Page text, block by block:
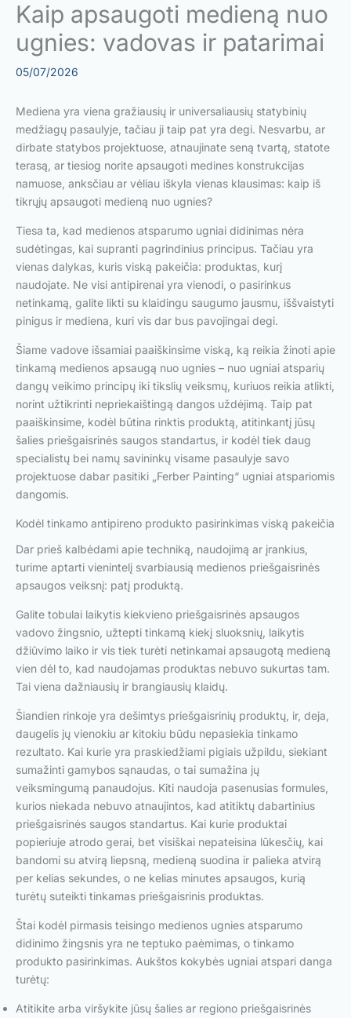
Kaip apsaugoti medieną nuo
ugnies: vadovas ir patarimai
05/07/2026
Mediena yra viena gražiausių ir universaliausių statybinių
medžiagų pasaulyje, tačiau ji taip pat yra degi. Nesvarbu, ar
dirbate statybos projektuose, atnaujinate seną tvartą, statote
terasą, ar tiesiog norite apsaugoti medines konstrukcijas
namuose, anksčiau ar vėliau iškyla vienas klausimas: kaip iš
tikrųjų apsaugoti medieną nuo ugnies?
Tiesa ta, kad medienos atsparumo ugniai didinimas nėra
sudėtingas, kai supranti pagrindinius principus. Tačiau yra
vienas dalykas, kuris viską pakeičia: produktas, kurį
naudojate. Ne visi antipirenai yra vienodi, o pasirinkus
netinkamą, galite likti su klaidingu saugumo jausmu, iššvaistyti
pinigus ir mediena, kuri vis dar bus pavojingai degi.
Šiame vadove išsamiai paaiškinsime viską, ką reikia žinoti apie
tinkamą medienos apsaugą nuo ugnies – nuo ugniai atsparių
dangų veikimo principų iki tikslių veiksmų, kuriuos reikia atlikti,
norint užtikrinti nepriekaištingą dangos uždėjimą. Taip pat
paaiškinsime, kodėl būtina rinktis produktą, atitinkantį jūsų
šalies priešgaisrinės saugos standartus, ir kodėl tiek daug
specialistų bei namų savininkų visame pasaulyje savo
projektuose dabar pasitiki „Ferber Painting“ ugniai atspariomis
dangomis.
Kodėl tinkamo antipireno produkto pasirinkimas viską pakeičia
Dar prieš kalbėdami apie techniką, naudojimą ar įrankius,
turime aptarti vienintelį svarbiausią medienos priešgaisrinės
apsaugos veiksnį: patį produktą.
Galite tobulai laikytis kiekvieno priešgaisrinės apsaugos
vadovo žingsnio, užtepti tinkamą kiekį sluoksnių, laikytis
džiūvimo laiko ir vis tiek turėti netinkamai apsaugotą medieną
vien dėl to, kad naudojamas produktas nebuvo sukurtas tam.
Tai viena dažniausių ir brangiausių klaidų.
Šiandien rinkoje yra dešimtys priešgaisrinių produktų, ir, deja,
daugelis jų vienokiu ar kitokiu būdu nepasiekia tinkamo
rezultato. Kai kurie yra praskiedžiami pigiais užpildu, siekiant
sumažinti gamybos sąnaudas, o tai sumažina jų
veiksmingumą panaudojus. Kiti naudoja pasenusias formules,
kurios niekada nebuvo atnaujintos, kad atitiktų dabartinius
priešgaisrinės saugos standartus. Kai kurie produktai
popieriuje atrodo gerai, bet visiškai nepateisina lūkesčių, kai
bandomi su atvirą liepsną, medieną suodina ir palieka atvirą
per kelias sekundes, o ne kelias minutes apsaugos, kurią
turėtų suteikti tinkamas priešgaisrinis produktas.
Štai kodėl pirmasis teisingo medienos ugnies atsparumo
didinimo žingsnis yra ne teptuko paėmimas, o tinkamo
produkto pasirinkimas. Aukštos kokybės ugniai atspari danga
turėtų:
Atitikite arba viršykite jūsų šalies ar regiono priešgaisrinės